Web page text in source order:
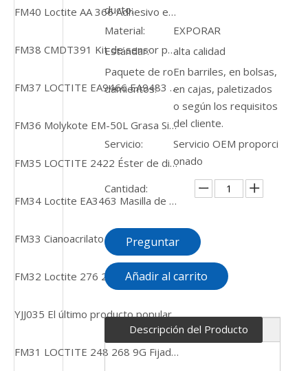
FM40 Loctite AA 366 Adhesivo estructural de curado UV Adhesivo de fijación rápida de viscosidad media
FM38 CMDT391 Kit de sensor portátil con Bluetooth QuickCollect
FM37 LOCTITE EA9466 EA9483 50ML Adhesivo epoxi de unión estructural, amarillento, de 2 componentes
FM36 Molykote EM-50L Grasa Sintética Blanca para Piezas de Plástico BOTE 1KG
FM35 LOCTITE 2422 Éster de dimetacrilato, pasta acrílica fijadora de roscas, curado anaeróbico azul
FM34 Loctite EA3463 Masilla de reparación epoxi en barra amasable con relleno de acero
FM33 Cianoacrilato de etilo Loctite 435 Pegamento de unión rápida adhesivo endurecido de caucho
FM32 Loctite 276 275 Etiqueta inglesa Adhesivo verde fijador de roscas de alta resistencia y baja viscosidad
YJJ035 El último producto popular Loctiter EA9394 QT ARERO APA Adhesivo
FM31 LOCTITE 248 268 9G Fijador de roscas de resistencia media Curado anaeróbico Pegamento en barra semisólido
ducto:
Material:
EXPORAR
Estándar:
alta calidad
Paquete de ro
damientos:
En barriles, en bolsas,
en cajas, paletizados
o según los requisitos
del cliente.
Servicio:
Servicio OEM proporci
onado
Cantidad:
Preguntar
Añadir al carrito
Descripción del Producto